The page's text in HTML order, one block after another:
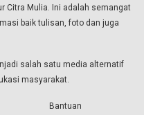
Citra Mulia. Ini adalah semangat
baik tulisan, foto dan juga
salah satu media alternatif
masyarakat.
Bantuan